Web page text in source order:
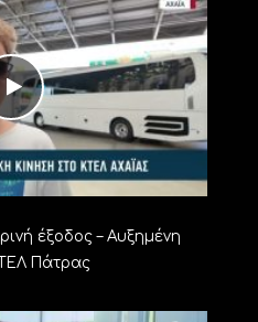
έξοδος – Αυξημένη
Πάτρας